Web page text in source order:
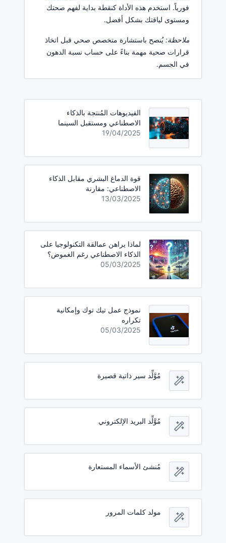
فورياً. استخدم هذه الأداة كنقطة بداية لفهم صحتك
ومستوى لياقتك بشكل أفضل.
ملاحظة:يُنصح باستشارة متخصص صحي قبل اتخاذ
قرارات صحية مهمة بناءً على حساب نسبة الدهون
في الجسم.
الفيديوهات المُنتجة بالذكاء
الاصطناعي ومستقبل السينما
19/04/2025
قوة الدماغ البشري مقابل الذكاء
الاصطناعي: مقارنة
13/03/2025
لماذا يراهن عمالقة التكنولوجيا على
الذكاء الاصطناعي رغم الغموض؟
05/03/2025
نموذج عمل تيك توك وإمكانية
تكراره
05/03/2025
مُوَّلِّد سير ذاتية قصيرة
مُوَّلِّد البريد الإلكتروني
مُنشئ الأسماء المستعارة
مولد كلمات المرور